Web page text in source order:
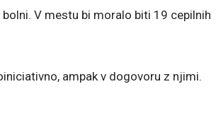
V mestu bi moralo biti 19 cepilnih
ampak v dogovoru z njimi.